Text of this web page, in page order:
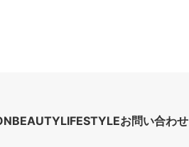
BEAUTYLIFESTYLEお問い合わせ